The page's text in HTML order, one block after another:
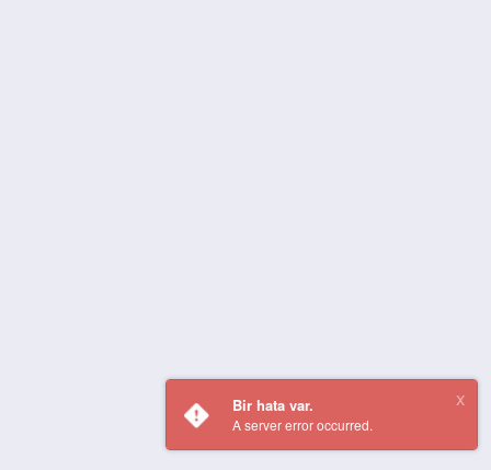
Bir hata var.
A server error occurred.